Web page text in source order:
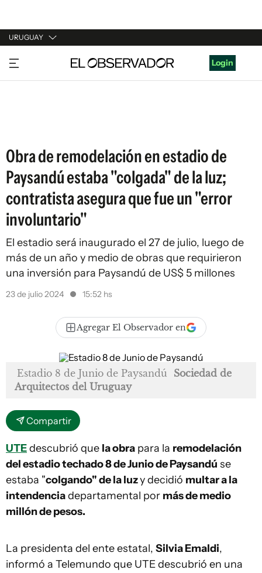
URUGUAY
URUGUAY
ARGENTINA
Login
Obra de remodelación en estadio de
Paysandú estaba "colgada" de la luz;
contratista asegura que fue un "error
involuntario"
El estadio será inaugurado el 27 de julio, luego de
más de un año y medio de obras que requirieron
una inversión para Paysandú de US$ 5 millones
23 de julio 2024 15:52 hs
Agregar El Observador en
Estadio 8 de Junio de Paysandú
Sociedad de
Arquitectos del Uruguay
Compartir
UTEdescubrió que la obra para la remodelación
del estadio techado 8 de Junio de Paysandú se
estaba "colgando" de la luzy decidió multar a la
intendenciadepartamental por más de medio
millón de pesos.
La presidenta del ente estatal, Silvia Emaldi,
informó a Telemundo que UTE descubrió en una